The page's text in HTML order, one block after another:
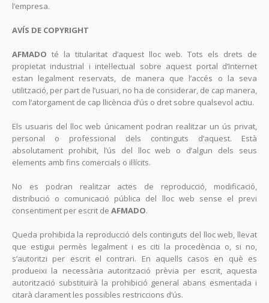
l’empresa.
AVÍS DE COPYRIGHT
AFMADO té la titularitat d’aquest lloc web. Tots els drets de
propietat industrial i intel·lectual sobre aquest portal d’Internet
estan legalment reservats, de manera que l’accés o la seva
utilització, per part de l’usuari, no ha de considerar, de cap manera,
com l’atorgament de cap llicència d’ús o dret sobre qualsevol actiu.
Els usuaris del lloc web únicament podran realitzar un ús privat,
personal o professional dels continguts d’aquest. Està
absolutament prohibit, l’ús del lloc web o d’algun dels seus
elements amb fins comercials o il·lícits.
No es podran realitzar actes de reproducció, modificació,
distribució o comunicació pública del lloc web sense el previ
consentiment per escrit de AFMADO.
Queda prohibida la reproducció dels continguts del lloc web, llevat
que estigui permès legalment i es citi la procedència o, si no,
s’autoritzi per escrit el contrari. En aquells casos en què es
produeixi la necessària autorització prèvia per escrit, aquesta
autorització substituirà la prohibició general abans esmentada i
citarà clarament les possibles restriccions d’ús.